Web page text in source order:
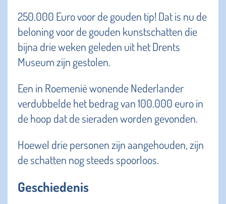
250.000 Euro voor de gouden tip! Dat is nu de
beloning voor de gouden kunstschatten die
bijna drie weken geleden uit het Drents
Museum zijn gestolen.
Een in Roemenië wonende Nederlander
verdubbelde het bedrag van 100.000 euro in
de hoop dat de sieraden worden gevonden.
Hoewel drie personen zijn aangehouden, zijn
de schatten nog steeds spoorloos.
Geschiedenis